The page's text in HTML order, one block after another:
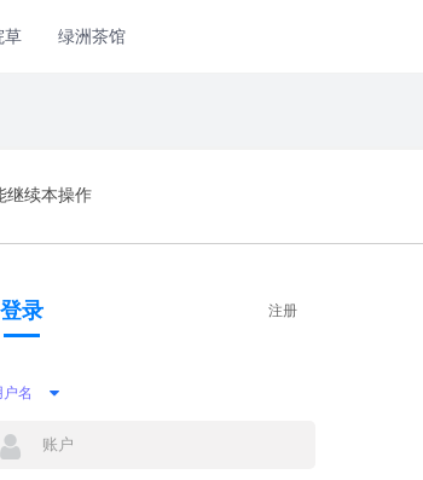
草 绿洲茶馆
继续本操作
登录 注册
户名